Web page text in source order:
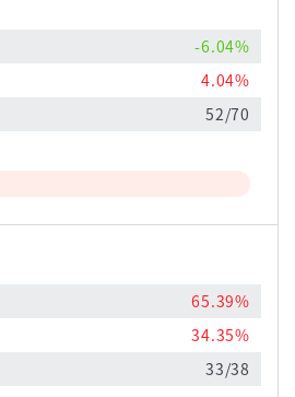
-6.04%
4.04%
52/70
65.39%
34.35%
33/38